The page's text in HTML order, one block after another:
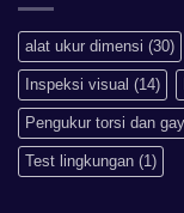
Baik
Daripada
Imperial?
alat ukur dimensi (30)
Inspeksi visual (14)
Pengukur torsi dan
Test lingkungan (1)